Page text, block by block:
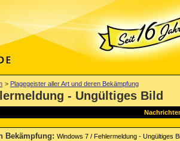
> Plagegeister aller Art und deren Bekämpfung
- Ungültiges Bild
Bekämpfung: Windows 7 / Fehlermeldung - Ungültiges